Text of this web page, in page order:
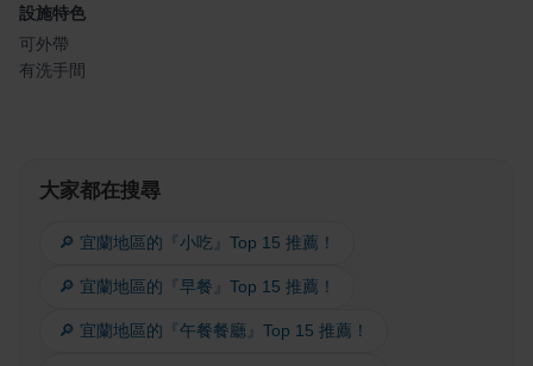
設施特色
可外帶
有洗手間
大家都在搜尋
🔎 宜蘭地區的『小吃』Top 15 推薦！
🔎 宜蘭地區的『早餐』Top 15 推薦！
🔎 宜蘭地區的『午餐餐廳』Top 15 推薦！